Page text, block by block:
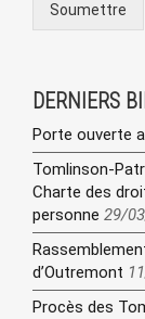
Soumettre
DERNIERS
Porte ouverte
Tomlinson-
Charte des
personne 29/
d’Outremont
Procès des